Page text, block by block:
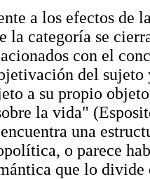
a los efectos de
la categoría se
con el
del
a su propio
la vida"
una
o parece
que lo divide